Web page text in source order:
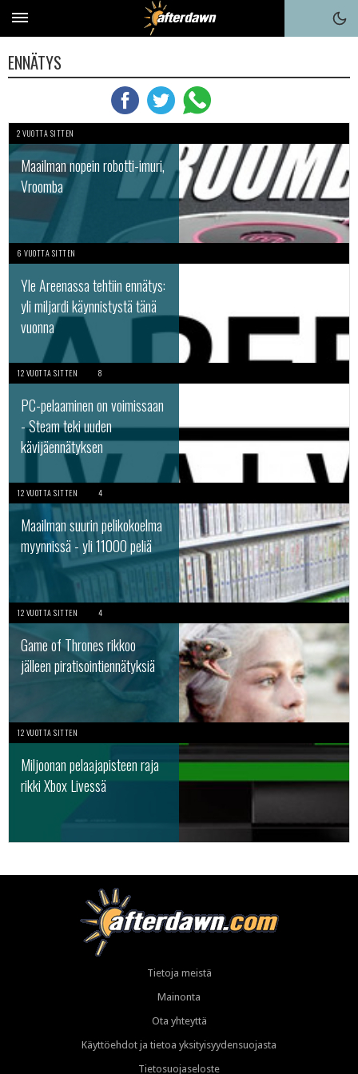
ENNÄTYS
2 VUOTTA SITTEN
Maailman nopein robotti-imuri,
Vroomba
6 VUOTTA SITTEN
Yle Areenassa tehtiin ennätys:
yli miljardi käynnistystä tänä
vuonna
12 VUOTTA SITTEN 8
PC-pelaaminen on voimissaan
- Steam teki uuden
kävijäennätyksen
12 VUOTTA SITTEN 4
Maailman suurin pelikokoelma
myynnissä - yli 11000 peliä
12 VUOTTA SITTEN 4
Game of Thrones rikkoo
jälleen piratisointiennätyksiä
12 VUOTTA SITTEN
Miljoonan pelaajapisteen raja
rikki Xbox Livessä
Tietoja meistä
Mainonta
Ota yhteyttä
Käyttöehdot ja tietoa yksityisyydensuojasta
Tietosuojaseloste